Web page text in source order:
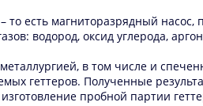
есть магниторазрядный
водород, оксид углерода,
в том числе и
геттеров. Полученные
пробной партии